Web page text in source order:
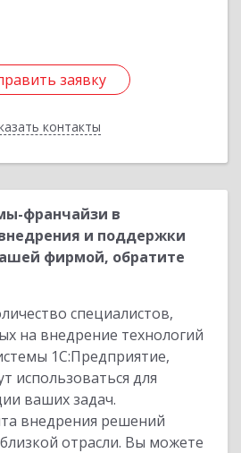
заявку
контакты
заявку
Назад
франчайзи в
и поддержки
фирмой, обратите
специалистов,
на внедрение технологий
1С:Предприятие,
использоваться для
ваших задач.
внедрения решений
отрасли. Вы можете